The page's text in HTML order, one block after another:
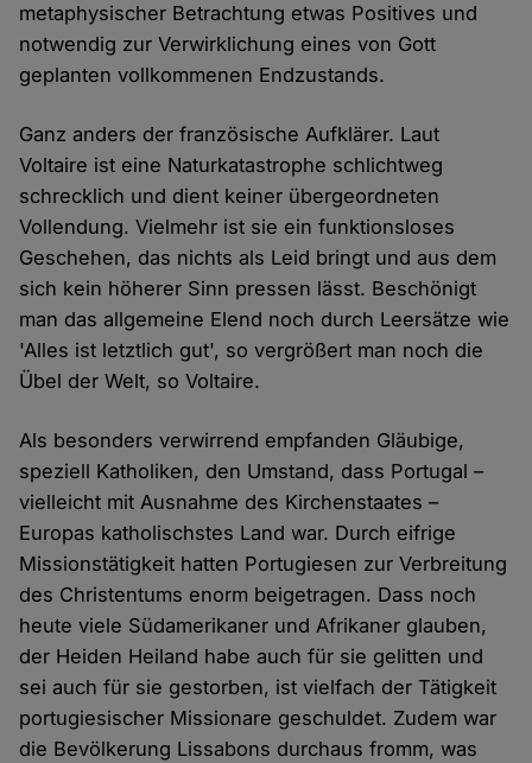
metaphysischer Betrachtung etwas Positives und
notwendig zur Verwirklichung eines von Gott
geplanten vollkommenen Endzustands.
Ganz anders der französische Aufklärer. Laut
Voltaire ist eine Naturkatastrophe schlichtweg
schrecklich und dient keiner übergeordneten
Vollendung. Vielmehr ist sie ein funktionsloses
Geschehen, das nichts als Leid bringt und aus dem
sich kein höherer Sinn pressen lässt. Beschönigt
man das allgemeine Elend noch durch Leersätze wie
'Alles ist letztlich gut', so vergrößert man noch die
Übel der Welt, so Voltaire.
Als besonders verwirrend empfanden Gläubige,
speziell Katholiken, den Umstand, dass Portugal –
vielleicht mit Ausnahme des Kirchenstaates –
Europas katholischstes Land war. Durch eifrige
Missionstätigkeit hatten Portugiesen zur Verbreitung
des Christentums enorm beigetragen. Dass noch
heute viele Südamerikaner und Afrikaner glauben,
der Heiden Heiland habe auch für sie gelitten und
sei auch für sie gestorben, ist vielfach der Tätigkeit
portugiesischer Missionare geschuldet. Zudem war
die Bevölkerung Lissabons durchaus fromm, was